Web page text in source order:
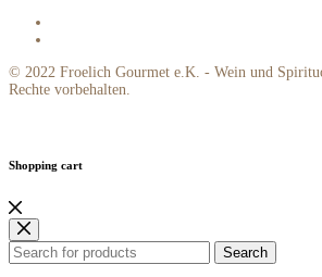
© 2022 Froelich Gourmet e.K. - Wein und
Rechte vorbehalten.
Shopping cart
Search